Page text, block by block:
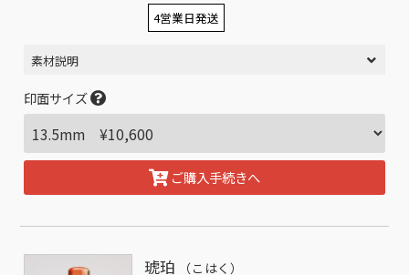
4営業日発送
素材説明
印面サイズ
ご購入手続きへ
琥珀 （こはく）